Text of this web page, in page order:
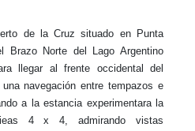
de la Cruz situado en Punta
Brazo Norte del Lago Argentino
llegar al frente occidental del
navegación entre tempazos e
a la estancia experimentara la
4 x 4, admirando vistas